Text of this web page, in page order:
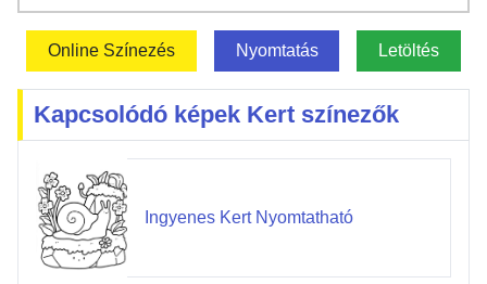
Online Színezés Nyomtatás Letöltés
Kapcsolódó képek Kert színezők
Ingyenes Kert Nyomtatható